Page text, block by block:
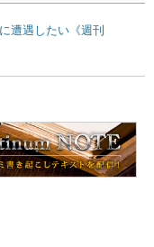
遭遇したい《週刊